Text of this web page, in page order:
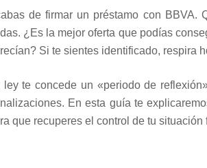
de firmar un préstamo con BBVA.
¿Es la mejor oferta que podías
Si te sientes identificado, respira
ley te concede un «periodo de
En esta guía te
que recuperes el control de tu situación